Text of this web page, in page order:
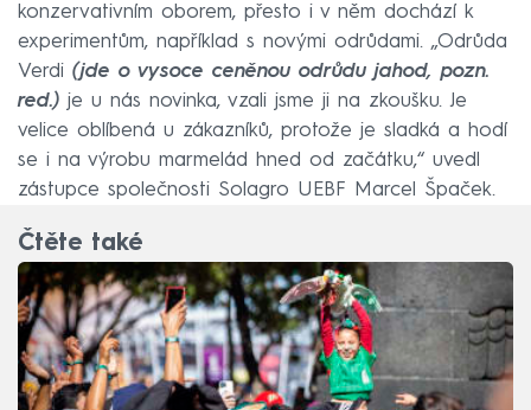
konzervativním oborem, přesto i v něm dochází k
experimentům, například s novými odrůdami. „Odrůda
Verdi (jde o vysoce ceněnou odrůdu jahod, pozn.
red.) je u nás novinka, vzali jsme ji na zkoušku. Je
velice oblíbená u zákazníků, protože je sladká a hodí
se i na výrobu marmelád hned od začátku,“ uvedl
zástupce společnosti Solagro UEBF Marcel Špaček.
Čtěte také